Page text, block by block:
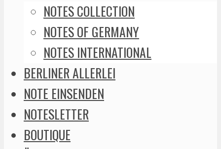
NOTES COLLECTION
NOTES OF GERMANY
NOTES INTERNATIONAL
BERLINER ALLERLEI
NOTE EINSENDEN
NOTESLETTER
BOUTIQUE